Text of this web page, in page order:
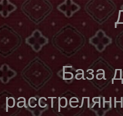
База